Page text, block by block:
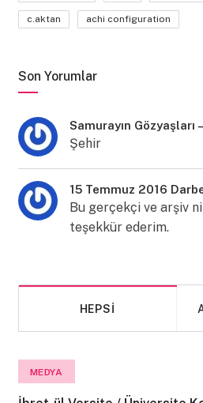
c.aktan achi configuration
Son Yorumlar
Samurayın Gözyaşları
Şehir
15 Temmuz 2016
Bu gerçekçi ve arşiv
teşekkür ederim.
HEPSI
MEDYA